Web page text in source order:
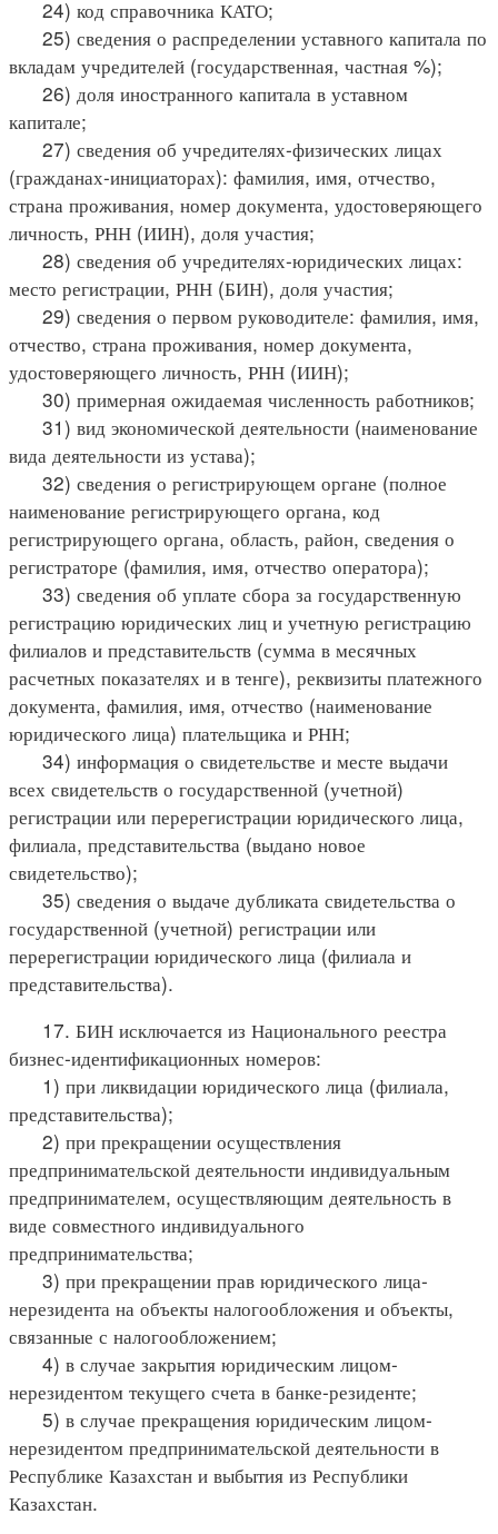
24) код справочника КАТО;
25) сведения о распределении уставного капитала по
вкладам учредителей (государственная, частная %);
26) доля иностранного капитала в уставном
капитале;
27) сведения об учредителях-физических лицах
(гражданах-инициаторах): фамилия, имя, отчество,
страна проживания, номер документа, удостоверяющего
личность, РНН (ИИН), доля участия;
28) сведения об учредителях-юридических лицах:
место регистрации, РНН (БИН), доля участия;
29) сведения о первом руководителе: фамилия, имя,
отчество, страна проживания, номер документа,
удостоверяющего личность, РНН (ИИН);
30) примерная ожидаемая численность работников;
31) вид экономической деятельности (наименование
вида деятельности из устава);
32) сведения о регистрирующем органе (полное
наименование регистрирующего органа, код
регистрирующего органа, область, район, сведения о
регистраторе (фамилия, имя, отчество оператора);
33) сведения об уплате сбора за государственную
регистрацию юридических лиц и учетную регистрацию
филиалов и представительств (сумма в месячных
расчетных показателях и в тенге), реквизиты платежного
документа, фамилия, имя, отчество (наименование
юридического лица) плательщика и РНН;
34) информация о свидетельстве и месте выдачи
всех свидетельств о государственной (учетной)
регистрации или перерегистрации юридического лица,
филиала, представительства (выдано новое
свидетельство);
35) сведения о выдаче дубликата свидетельства о
государственной (учетной) регистрации или
перерегистрации юридического лица (филиала и
представительства).
17. БИН исключается из Национального реестра
бизнес-идентификационных номеров:
1) при ликвидации юридического лица (филиала,
представительства);
2) при прекращении осуществления
предпринимательской деятельности индивидуальным
предпринимателем, осуществляющим деятельность в
виде совместного индивидуального
предпринимательства;
3) при прекращении прав юридического лица-
нерезидента на объекты налогообложения и объекты,
связанные с налогообложением;
4) в случае закрытия юридическим лицом-
нерезидентом текущего счета в банке-резиденте;
5) в случае прекращения юридическим лицом-
нерезидентом предпринимательской деятельности в
Республике Казахстан и выбытия из Республики
Казахстан.